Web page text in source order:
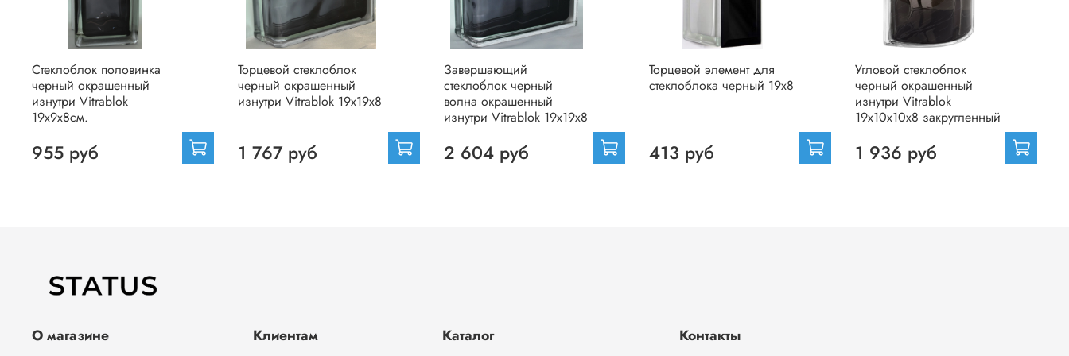
Стеклоблок половинка
черный окрашенный
изнутри Vitrablok
19х9х8см.
955 руб
Торцевой стеклоблок
черный окрашенный
изнутри Vitrablok 19x19x8
1 767 руб
Завершающий
стеклоблок черный
волна окрашенный
изнутри Vitrablok 19x19x8
2 604 руб
Торцевой элемент для
стеклоблока черный 19х8
413 руб
Угловой стеклоблок
черный окрашенный
изнутри Vitrablok
19x10x10x8 закругленный
1 936 руб
О магазине Клиентам Каталог Контакты